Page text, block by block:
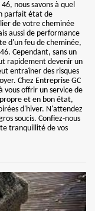
nous savons à quel
parfait état de
de votre cheminée
aussi de performance
d'un feu de cheminée,
Cependant, sans un
rapidement devenir un
entraîner des risques
Chez Entreprise GC
vous offrir un service de
et en bon état,
d'hiver. N'attendez
soucis. Confiez-nous
tranquillité de vos